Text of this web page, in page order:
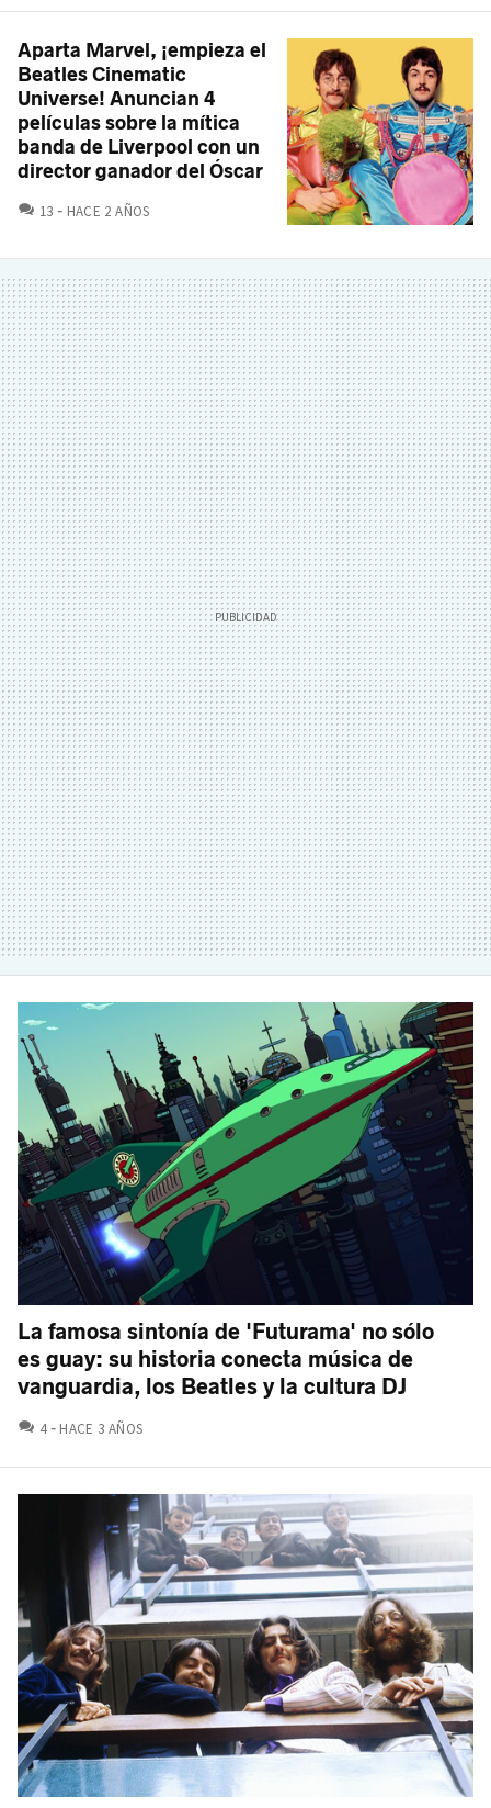
Aparta Marvel, ¡empieza el
Beatles Cinematic
Universe! Anuncian 4
películas sobre la mítica
banda de Liverpool con un
director ganador del Óscar
13 COMENTARIOS
HACE 2 AÑOS
La famosa sintonía de 'Futurama' no sólo
es guay: su historia conecta música de
vanguardia, los Beatles y la cultura DJ
4 COMENTARIOS
HACE 3 AÑOS